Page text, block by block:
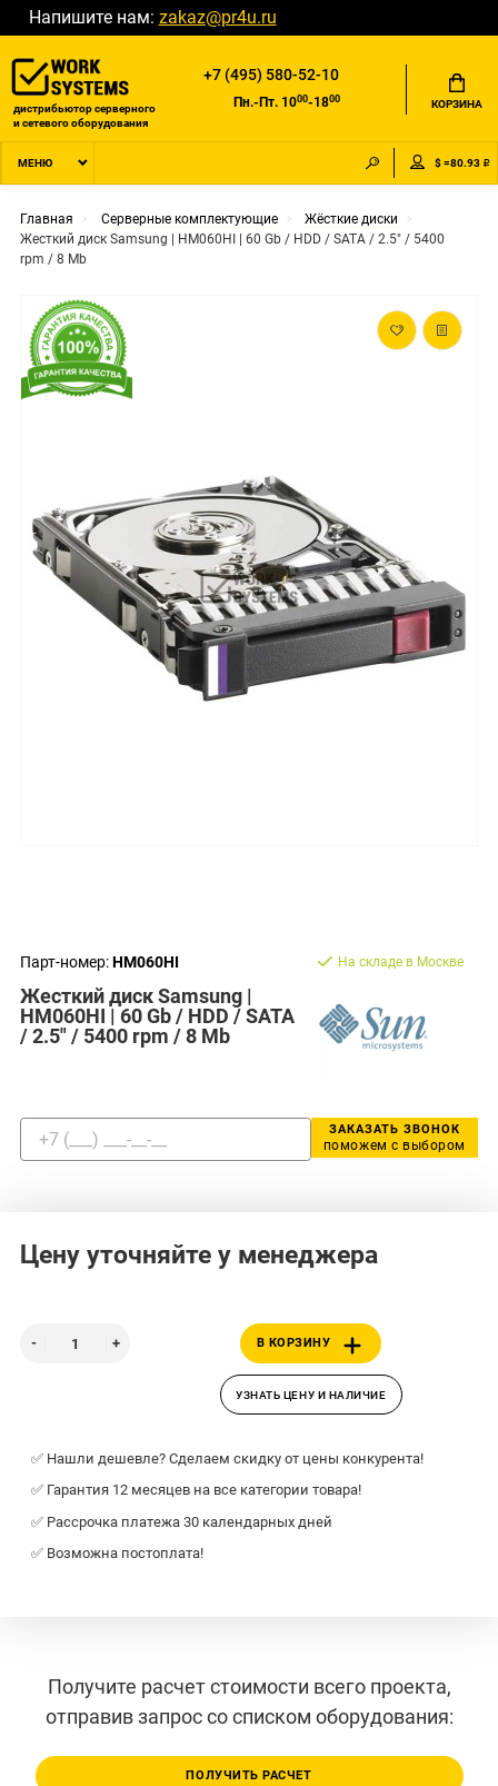
Напишите нам: zakaz@pr4u.ru
дистрибьютор серверного
и сетевого оборудования
+7 (495) 580-52-10
Пн.-Пт. 1000-1800 КОРЗИНА
МЕНЮ $ =80.93 ₽
Главная Серверные комплектующие
Жёсткие диски
Жесткий диск Samsung | HM060HI | 60 Gb / HDD / SATA / 2.5" / 5400
rpm / 8 Mb
Парт-номер:HM060HI
Жесткий диск Samsung |
HM060HI | 60 Gb / HDD / SATA
/ 2.5" / 5400 rpm / 8 Mb
На складе в Москве
ЗАКАЗАТЬ ЗВОНОК
поможем с выбором
Цену уточняйте у менеджера
В КОРЗИНУ
УЗНАТЬ ЦЕНУ И НАЛИЧИЕ
✅ Нашли дешевле? Сделаем скидку от цены конкурента!
✅ Гарантия 12 месяцев на все категории товара!
✅ Рассрочка платежа 30 календарных дней
✅ Возможна постоплата!
Получите расчет стоимости всего проекта,
отправив запрос со списком оборудования:
ПОЛУЧИТЬ РАСЧЕТ